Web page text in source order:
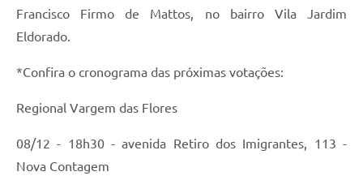
Francisco Firmo de Mattos, no bairro Vila Jardim
Eldorado.
*Confira o cronograma das próximas votações:
Regional Vargem das Flores
08/12 - 18h30 - avenida Retiro dos Imigrantes, 113 -
Nova Contagem